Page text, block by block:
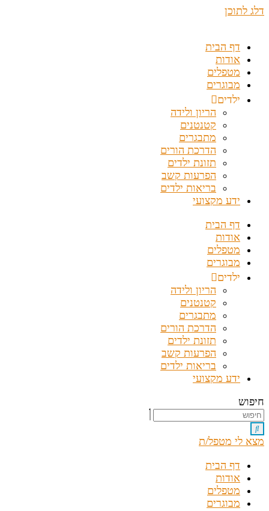
דלג לתוכן
דף הבית
אודות
מטפלים
מבוגרים
ילדים
הריון ולידה
קטנטנים
מתבגרים
הדרכת הורים
תזונת ילדים
הפרעות קשב
בריאות ילדים
ידע מקצועי
דף הבית
אודות
מטפלים
מבוגרים
ילדים
הריון ולידה
קטנטנים
מתבגרים
הדרכת הורים
תזונת ילדים
הפרעות קשב
בריאות ילדים
ידע מקצועי
חיפוש
מצא לי מטפל/ת
דף הבית
אודות
מטפלים
מבוגרים